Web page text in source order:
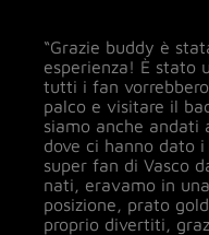
“Grazie buddy è
esperienza! È stato
tutti i fan
palco e visitare il
siamo anche andati
dove ci hanno dato
super fan di Vasco
nati, eravamo in
posizione, prato
proprio divertiti,